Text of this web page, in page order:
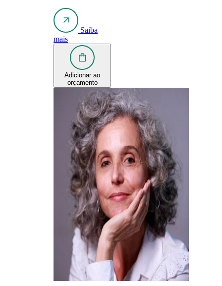
Saiba
mais
Adicionar ao
orçamento